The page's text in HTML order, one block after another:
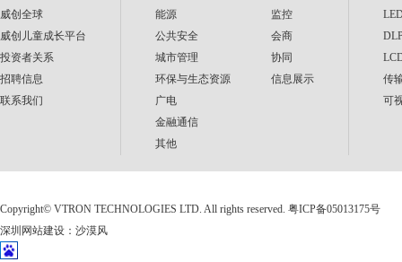
威创全球
威创儿童成长平台
投资者关系
招聘信息
联系我们
能源
公共安全
城市管理
环保与生态资源
广电
金融通信
其他
监控
会商
协同
信息展示
传
可
Copyright© VTRON TECHNOLOGIES LTD. All rights reserved. 粤ICP备05013175号
深圳网站建设 ： 沙漠风